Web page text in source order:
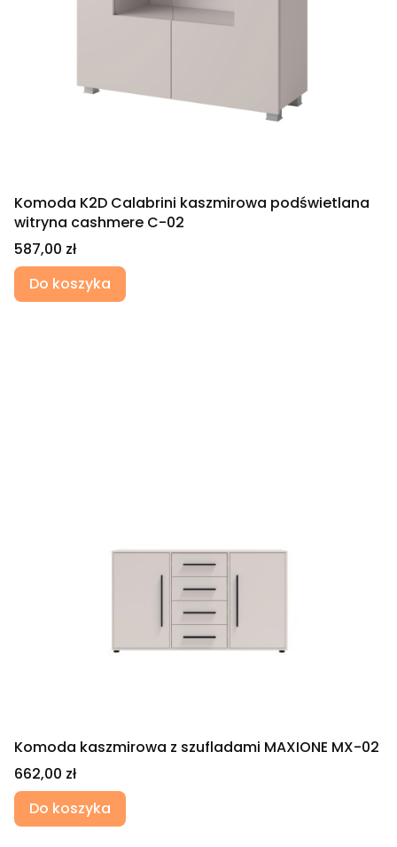
Komoda K2D Calabrini kaszmirowa podświetlana
witryna cashmere C-02
Cena
587,00 zł
Do koszyka
Komoda kaszmirowa z szufladami MAXIONE MX-02
Cena
662,00 zł
Do koszyka